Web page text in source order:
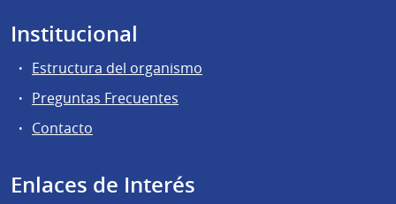
Institucional
Estructura del organismo
Preguntas Frecuentes
Contacto
Enlaces de Interés